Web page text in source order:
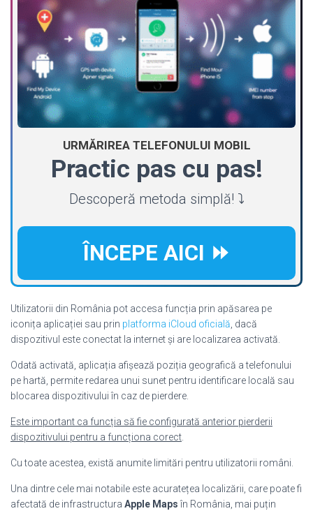
URMĂRIREA TELEFONULUI MOBIL
Practic pas cu pas!
Descoperă metoda simplă! ⤵️
ÎNCEPE AICI ⏩
Utilizatorii din România pot accesa funcția prin apăsarea pe
iconița aplicației sau prin platforma iCloud oficială, dacă
dispozitivul este conectat la internet și are localizarea activată.
Odată activată, aplicația afișează poziția geografică a telefonului
pe hartă, permite redarea unui sunet pentru identificare locală sau
blocarea dispozitivului în caz de pierdere.
Este important ca funcția să fie configurată anterior pierderii
dispozitivului pentru a funcționa corect.
Cu toate acestea, există anumite limitări pentru utilizatorii români.
Una dintre cele mai notabile este acuratețea localizării, care poate fi
afectată de infrastructura Apple Maps în România, mai puțin